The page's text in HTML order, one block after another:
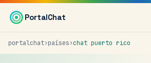
Saltar al contenido principal
PortalChat
portalchat›países›chat puerto rico